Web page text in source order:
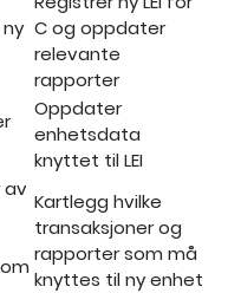
C og oppdater
relevante
rapporter
Oppdater
enhetsdata
knyttet til LEI
av
Kartlegg hvilke
transaksjoner og
rapporter som må
knyttes til ny enhet